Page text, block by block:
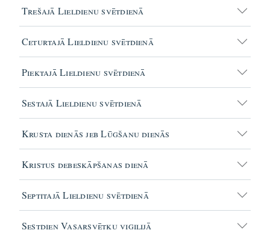
Trešajā Lieldienu svētdienā
Ceturtajā Lieldienu svētdienā
Piektajā Lieldienu svētdienā
Sestajā Lieldienu svētdienā
Krusta dienās jeb Lūgšanu dienās
Kristus debeskāpšanas dienā
Septitajā Lieldienu svētdienā
Sestdien Vasarsvētku vigilijā